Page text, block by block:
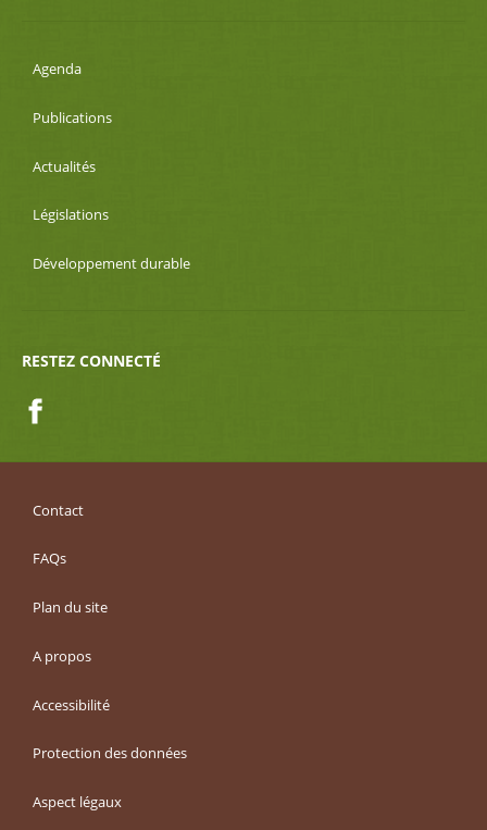
Agenda
Publications
Actualités
Législations
Développement durable
RESTEZ CONNECTÉ
Contact
FAQs
Plan du site
A propos
Accessibilité
Protection des données
Aspect légaux